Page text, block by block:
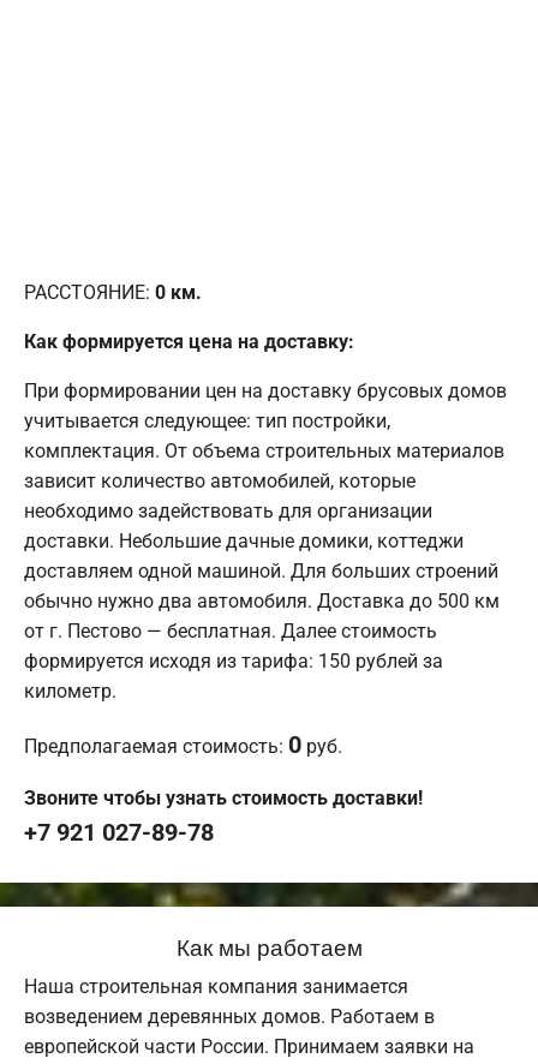
РАССТОЯНИЕ: 0 км.
Как формируется цена на доставку:
При формировании цен на доставку брусовых домов
учитывается следующее: тип постройки,
комплектация. От объема строительных материалов
зависит количество автомобилей, которые
необходимо задействовать для организации
доставки. Небольшие дачные домики, коттеджи
доставляем одной машиной. Для больших строений
обычно нужно два автомобиля. Доставка до 500 км
от г. Пестово — бесплатная. Далее стоимость
формируется исходя из тарифа: 150 рублей за
километр.
Предполагаемая стоимость: 0 руб.
Звоните чтобы узнать стоимость доставки!
+7 921 027-89-78
Как мы работаем
Наша строительная компания занимается
возведением деревянных домов. Работаем в
европейской части России. Принимаем заявки на